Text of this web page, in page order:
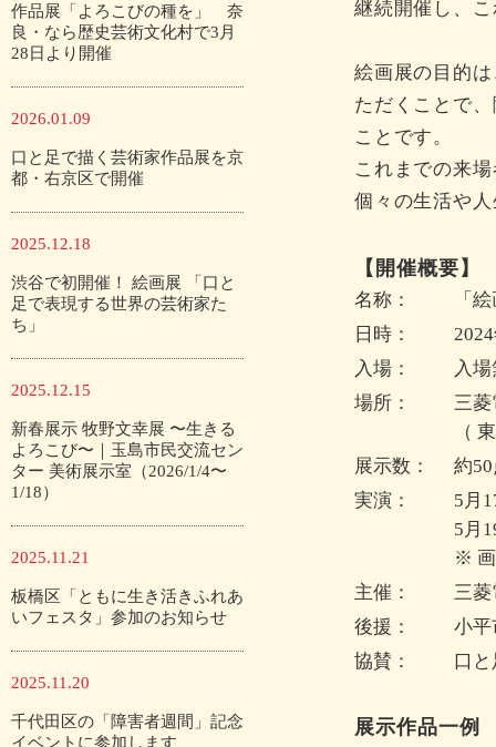
作品展「よろこびの種を」 奈
良・なら歴史芸術文化村で3月
28日より開催
2026.01.09
口と足で描く芸術家作品展を京
都・右京区で開催
2025.12.18
渋谷で初開催！ 絵画展 「口と
足で表現する世界の芸術家た
ち」
2025.12.15
新春展示 牧野文幸展 〜生きる
よろこび〜｜玉島市民交流セン
ター 美術展示室（2026/1/4〜
1/18）
2025.11.21
板橋区「ともに生き活きふれあ
いフェスタ」参加のお知らせ
2025.11.20
千代田区の「障害者週間」記念
イベントに参加します
継続開催し、
絵画展の目的
ただくことで
ことです。
これまでの来
個々の生活や
【開催概要】
名称：
「
日時：
入場：
入
場所：
三菱
（
展示数：
約
実演：
5月
5月
※ 画
主催：
三菱
後援：
小平
協賛：
口
展示作品一例